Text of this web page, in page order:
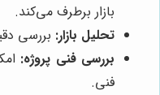
بازار برطرف می‌کند.
تحلیل بازار: بررسی
بررسی فنی پروژه:
فنی.